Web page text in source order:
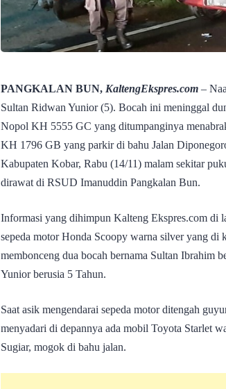
PANGKALAN BUN, KaltengEkspres.com –
Sultan Ridwan Yunior (5). Bocah ini meninggal
Nopol KH 5555 GC yang ditumpanginya
KH 1796 GB yang parkir di bahu Jalan
Kabupaten Kobar, Rabu (14/11) malam sekitar
dirawat di RSUD Imanuddin Pangkalan Bun.
Informasi yang dihimpun Kalteng Ekspres.com di
sepeda motor Honda Scoopy warna silver yang di
membonceng dua bocah bernama Sultan Ibrahim
Yunior berusia 5 Tahun.
Saat asik mengendarai sepeda motor ditengah
menyadari di depannya ada mobil Toyota Starlet
Sugiar, mogok di bahu jalan.